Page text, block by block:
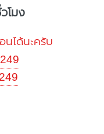
โมง
นได้นะครับ